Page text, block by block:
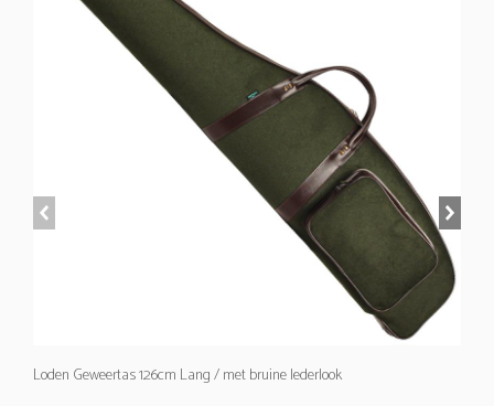
Loden Geweertas 126cm Lang / met bruine lederlook